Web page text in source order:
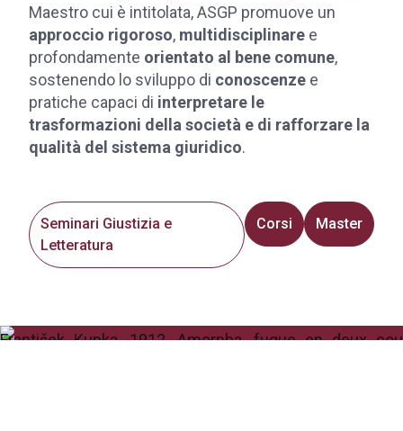
Maestro cui è intitolata, ASGP promuove un
approccio rigoroso, multidisciplinare e
profondamente orientato al bene comune,
sostenendo lo sviluppo di conoscenze e
pratiche capaci di interpretare le
trasformazioni della società e di rafforzare la
qualità del sistema giuridico.
Seminari Giustizia e
Letteratura
Corsi Master